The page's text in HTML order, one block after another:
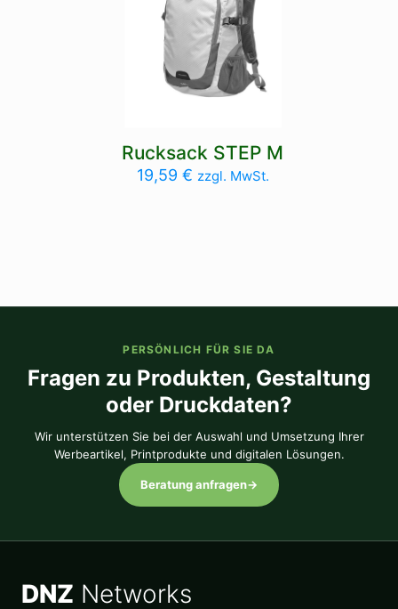
Rucksack STEP M
19,59 € zzgl. MwSt.
PERSÖNLICH FÜR SIE DA
Fragen zu Produkten, Gestaltung
oder Druckdaten?
Wir unterstützen Sie bei der Auswahl und Umsetzung Ihrer
Werbeartikel, Printprodukte und digitalen Lösungen.
Beratung anfragen→
DNZ Networks